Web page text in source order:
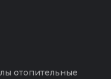
отопительные